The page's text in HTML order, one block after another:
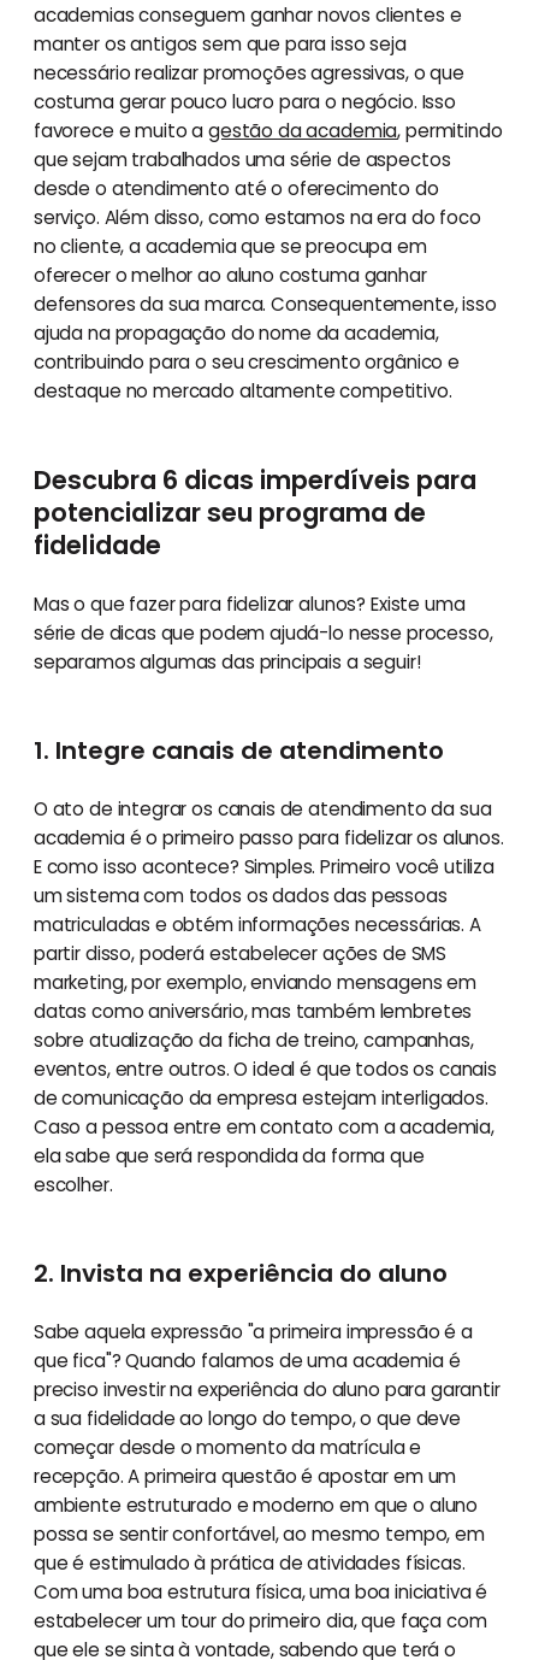
academias conseguem ganhar novos clientes e
manter os antigos sem que para isso seja
necessário realizar promoções agressivas, o que
costuma gerar pouco lucro para o negócio. Isso
favorece e muito agestão da academia, permitindo
que sejam trabalhados uma série de aspectos
desde o atendimento até o oferecimento do
serviço. Além disso, como estamos na era do foco
no cliente, a academia que se preocupa em
oferecer o melhor ao aluno costuma ganhar
defensores da sua marca. Consequentemente, isso
ajuda na propagação do nome da academia,
contribuindo para o seu crescimento orgânico e
destaque no mercado altamente competitivo.
Descubra 6 dicas imperdíveis para
potencializar seu programa de
fidelidade
Mas o que fazer para fidelizar alunos? Existe uma
série de dicas que podem ajudá-lo nesse processo,
separamos algumas das principais a seguir!
1. Integre canais de atendimento
O ato de integrar os canais de atendimento da sua
academia é o primeiro passo para fidelizar os alunos.
E como isso acontece? Simples. Primeiro você utiliza
um sistema com todos os dados das pessoas
matriculadas e obtém informações necessárias. A
partir disso, poderá estabelecer ações de SMS
marketing, por exemplo, enviando mensagens em
datas como aniversário, mas também lembretes
sobre atualização da ficha de treino, campanhas,
eventos, entre outros. O ideal é que todos os canais
de comunicação da empresa estejam interligados.
Caso a pessoa entre em contato com a academia,
ela sabe que será respondida da forma que
escolher.
2. Invista na experiência do aluno
Sabe aquela expressão "a primeira impressão é a
que fica"? Quando falamos de uma academia é
preciso investir na experiência do aluno para garantir
a sua fidelidade ao longo do tempo, o que deve
começar desde o momento da matrícula e
recepção. A primeira questão é apostar em um
ambiente estruturado e moderno em que o aluno
possa se sentir confortável, ao mesmo tempo, em
que é estimulado à prática de atividades físicas.
Com uma boa estrutura física, uma boa iniciativa é
estabelecer um tour do primeiro dia, que faça com
que ele se sinta à vontade, sabendo que terá o